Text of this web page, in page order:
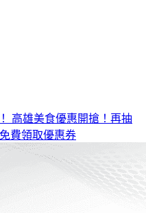
高雄美食優惠開搶！再抽
費領取優惠券